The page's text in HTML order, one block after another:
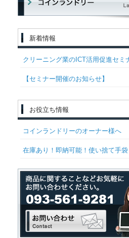
新着情報
クリーニング業のICT活用促進セミ
【セミナー開催のお知らせ】
お役立ち情報
コインランドリーのオーナー様へ
在庫あり！即納可能！使い捨て手袋